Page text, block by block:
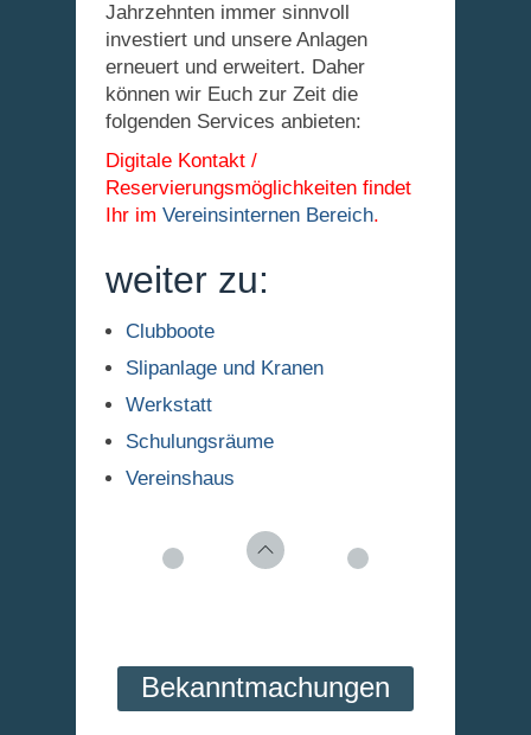
Jahrzehnten immer sinnvoll
investiert und unsere Anlagen
erneuert und erweitert. Daher
können wir Euch zur Zeit die
folgenden Services anbieten:
Digitale Kontakt /
Reservierungsmöglichkeiten findet
Ihr im Vereinsinternen Bereich.
weiter zu:
Clubboote
Slipanlage und Kranen
Werkstatt
Schulungsräume
Vereinshaus
Bekanntmachungen